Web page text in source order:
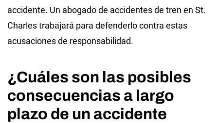
accidente. Un abogado de accidentes de tren en St.
Charles trabajará para defenderlo contra estas
acusaciones de responsabilidad.
¿Cuáles son las posibles
consecuencias a largo
plazo de un accidente